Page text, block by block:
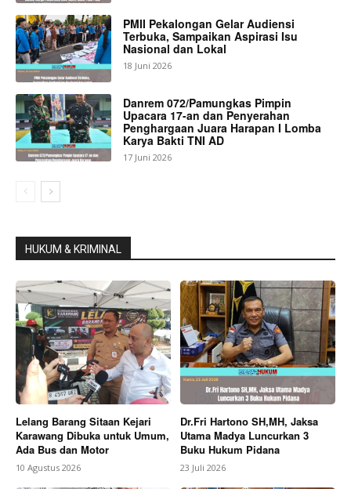
PMII Pekalongan Gelar Audiensi
Terbuka, Sampaikan Aspirasi Isu
Nasional dan Lokal
18 Juni 2026
Danrem 072/Pamungkas Pimpin
Upacara 17-an dan Penyerahan
Penghargaan Juara Harapan I Lomba
Karya Bakti TNI AD
17 Juni 2026
HUKUM & KRIMINAL
Lelang Barang Sitaan Kejari
Karawang Dibuka untuk Umum,
Ada Bus dan Motor
10 Agustus 2026
Dr.Fri Hartono SH,MH, Jaksa
Utama Madya Luncurkan 3
Buku Hukum Pidana
23 Juli 2026